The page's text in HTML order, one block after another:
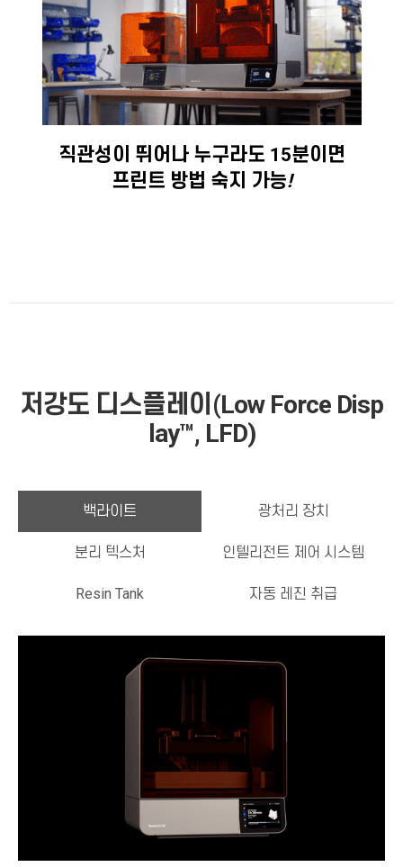
직관성이 뛰어나 누구라도 15분이면
프린트 방법 숙지 가능!
저강도 디스플레이(LowForce Disp
lay™, LFD)
백라이트 광처리 장치
분리 텍스처 인텔리전트 제어 시스템
Resin Tank 자동 레진 취급